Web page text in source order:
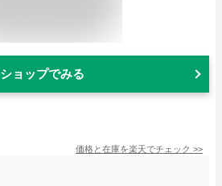
ショップでみる
価格と在庫を楽天でチェック >>